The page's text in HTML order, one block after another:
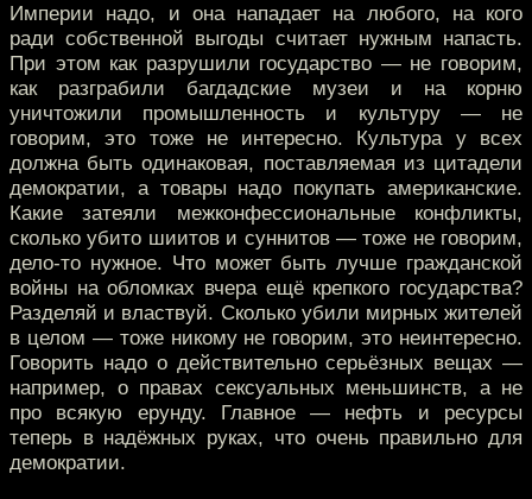
Империи надо, и она нападает на любого, на кого
ради собственной выгоды считает нужным напасть.
При этом как разрушили государство — не говорим,
как разграбили багдадские музеи и на корню
уничтожили промышленность и культуру — не
говорим, это тоже не интересно. Культура у всех
должна быть одинаковая, поставляемая из цитадели
демократии, а товары надо покупать американские.
Какие затеяли межконфессиональные конфликты,
сколько убито шиитов и суннитов — тоже не говорим,
дело-то нужное. Что может быть лучше гражданской
войны на обломках вчера ещё крепкого государства?
Разделяй и властвуй. Сколько убили мирных жителей
в целом — тоже никому не говорим, это неинтересно.
Говорить надо о действительно серьёзных вещах —
например, о правах сексуальных меньшинств, а не
про всякую ерунду. Главное — нефть и ресурсы
теперь в надёжных руках, что очень правильно для
демократии.